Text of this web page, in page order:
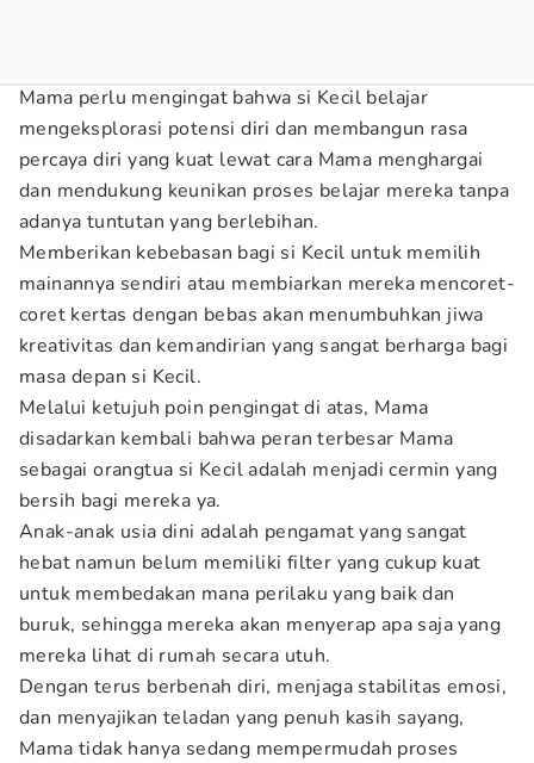
Mama perlu mengingat bahwa si Kecil belajar
mengeksplorasi potensi diri dan membangun rasa
percaya diri yang kuat lewat cara Mama menghargai
dan mendukung keunikan proses belajar mereka tanpa
adanya tuntutan yang berlebihan.
Memberikan kebebasan bagi si Kecil untuk memilih
mainannya sendiri atau membiarkan mereka mencoret-
coret kertas dengan bebas akan menumbuhkan jiwa
kreativitas dan kemandirian yang sangat berharga bagi
masa depan si Kecil.
Melalui ketujuh poin pengingat di atas, Mama
disadarkan kembali bahwa peran terbesar Mama
sebagai orangtua si Kecil adalah menjadi cermin yang
bersih bagi mereka ya.
Anak-anak usia dini adalah pengamat yang sangat
hebat namun belum memiliki filter yang cukup kuat
untuk membedakan mana perilaku yang baik dan
buruk, sehingga mereka akan menyerap apa saja yang
mereka lihat di rumah secara utuh.
Dengan terus berbenah diri, menjaga stabilitas emosi,
dan menyajikan teladan yang penuh kasih sayang,
Mama tidak hanya sedang mempermudah proses